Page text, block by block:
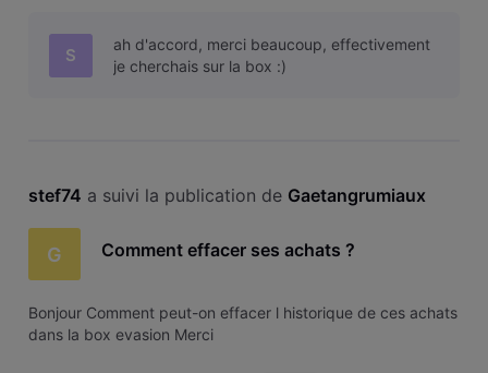
S
ah d'accord, merci beaucoup, effectivement
je cherchais sur la box :)
stef74 a suivi la publication de Gaetangrumiaux
G Comment effacer ses achats ?
Bonjour Comment peut-on effacer l historique de ces achats
dans la box evasion Merci